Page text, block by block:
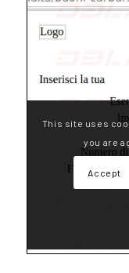
This site uses
you are
Accept